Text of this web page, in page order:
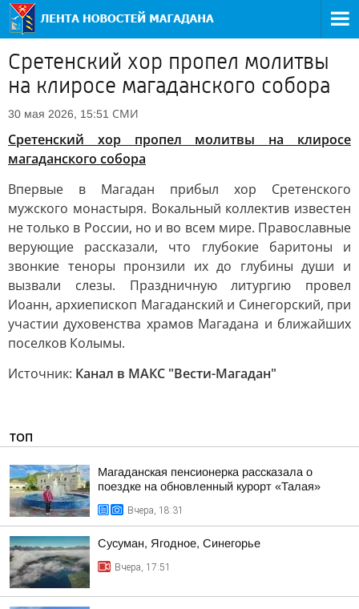
Сретенский хор пропел молитвы
на клиросе магаданского собора
30 мая 2026, 15:51 СМИ
Сретенский хор пропел молитвы на клиросе
магаданского собора
Впервые в Магадан прибыл хор Сретенского
мужского монастыря. Вокальный коллектив известен
не только в России, но и во всем мире. Православные
верующие рассказали, что глубокие баритоны и
звонкие теноры пронзили их до глубины души и
вызвали слезы. Праздничную литургию провел
Иоанн, архиепископ Магаданский и Синегорский, при
участии духовенства храмов Магадана и ближайших
поселков Колымы.
Источник: Канал в МАКС "Вести-Магадан"
ТОП
Магаданская пенсионерка рассказала о
поездке на обновленный курорт «Талая»
Вчера, 18:31
Сусуман, Ягодное, Синегорье
Вчера, 17:51